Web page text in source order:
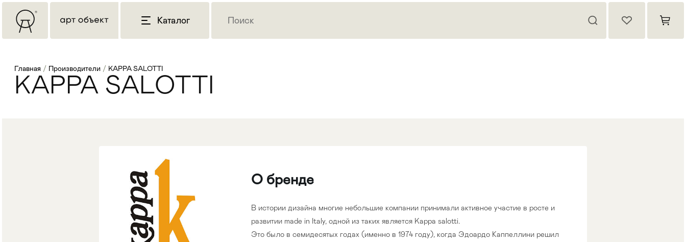
Каталог
Главная / Производители / KAPPA SALOTTI
KAPPA SALOTTI
О бренде
В истории дизайна многие небольшие компании принимали активное участие в росте и
развитии made in Italy, одной из таких является Kappa salotti.
Это было в семидесятых годах (именно в 1974 году), когда Эдоардо Каппеллини решил